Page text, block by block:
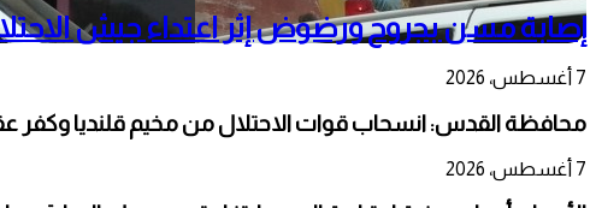
إصابة مسن بجروح ورضوض إثر اعتداء جيش
7 أغسطس، 2026
محافظة القدس: انسحاب قوات الاحتلال من مخيم قلنديا وكفر
7 أغسطس، 2026